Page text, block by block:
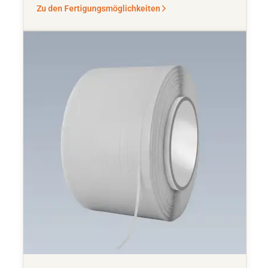
Zu den Fertigungsmöglichkeiten